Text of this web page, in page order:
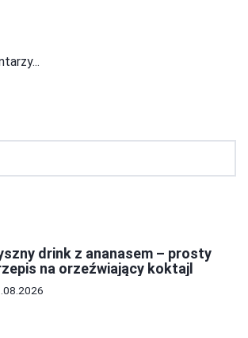
drink z ananasem – prosty
na orzeźwiający koktajl